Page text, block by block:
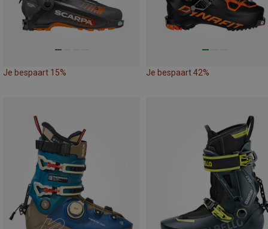
Je bespaart 15% Je bespaart 42%